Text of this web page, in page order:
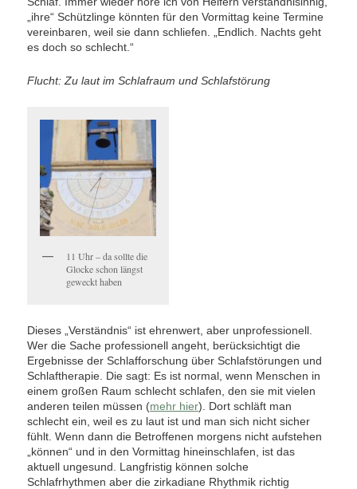
„ihre“ Schützlinge könnten für den Vormittag keine Termine
vereinbaren, weil sie dann schliefen. „Endlich. Nachts geht
es doch so schlecht.“
Flucht: Zu laut im Schlafraum und Schlafstörung
11 Uhr – da sollte die
Glocke schon längst
geweckt haben
Dieses „Verständnis“ ist ehrenwert, aber unprofessionell.
Wer die Sache professionell angeht, berücksichtigt die
Ergebnisse der Schlafforschung über Schlafstörungen und
Schlaftherapie. Die sagt: Es ist normal, wenn Menschen in
einem großen Raum schlecht schlafen, den sie mit vielen
anderen teilen müssen (mehr hier). Dort schläft man
schlecht ein, weil es zu laut ist und man sich nicht sicher
fühlt. Wenn dann die Betroffenen morgens nicht aufstehen
„können“ und in den Vormittag hineinschlafen, ist das
aktuell ungesund. Langfristig können solche
Schlafrhythmen aber die zirkadiane Rhythmik richtig